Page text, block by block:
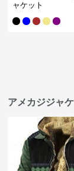
ャケット
アメカジジャ